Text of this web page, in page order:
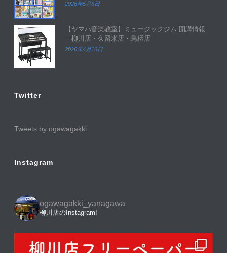
2026年5月6日
【ヤマハ音楽教室】ミュージックジム 開講情報
｜柳川店・久留米店・鳥栖店
2026年4月16日
Twitter
Tweets by ogawagakki
Instagram
ogawagakki_yanagawa
柳川店のInstagram!